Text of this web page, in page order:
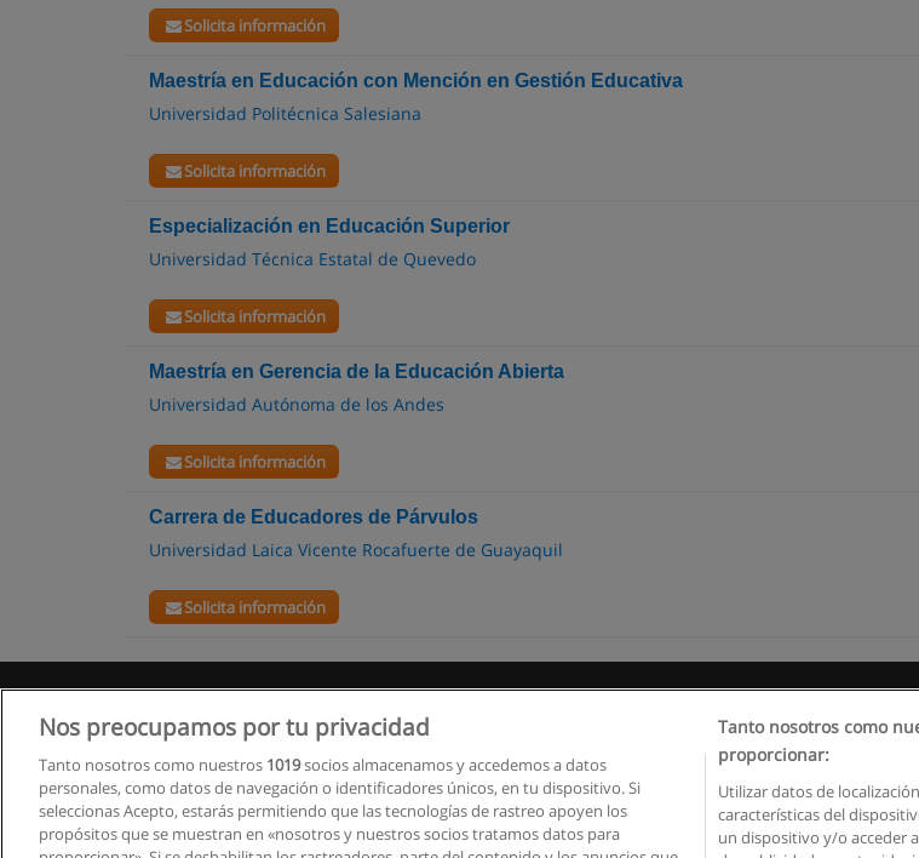
Solicita información
Maestría en Educación con Mención en Gestión Educativa
Universidad Politécnica Salesiana
Solicita información
Especialización en Educación Superior
Universidad Técnica Estatal de Quevedo
Solicita información
Maestría en Gerencia de la Educación Abierta
Universidad Autónoma de los Andes
Solicita información
Carrera de Educadores de Párvulos
Universidad Laica Vicente Rocafuerte de Guayaquil
Solicita información
Privacidad de datos
Copyright © Educaedu Business S.L. - CIF : B-95610580: -
Nos preocupamos por tu privacidad
Tanto nosotros como nuestros 1019socios almacenamos y accedemos a datos
personales, como datos de navegación o identificadores únicos, en tu dispositivo. Si
seleccionas Acepto, estarás permitiendo que las tecnologías de rastreo apoyen los
propósitos que se muestran en «nosotros y nuestros socios tratamos datos para
Tanto nosotros como
proporcionar:
Utilizar datos de
características del
un dispositivo y/o acceder